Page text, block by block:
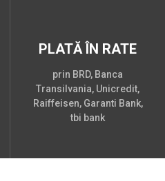
PLATĂ ÎN RATE
prin BRD, Banca
Transilvania, Unicredit,
Raiffeisen, Garanti Bank,
tbi bank